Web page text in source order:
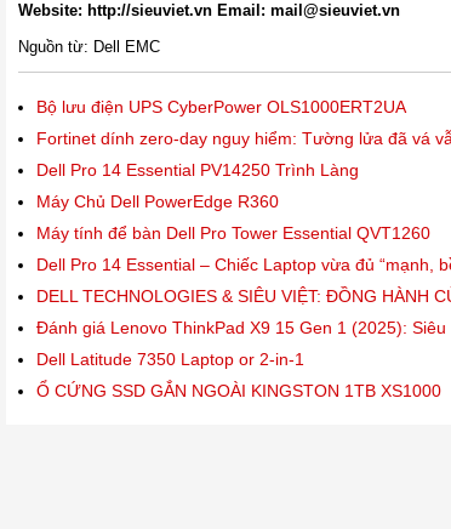
Website: http://sieuviet.vn Email: mail@sieuviet.vn
Nguồn từ: Dell EMC
Bộ lưu điện UPS CyberPower OLS1000ERT2UA
Fortinet dính zero-day nguy hiểm: Tường lửa đã vá
Dell Pro 14 Essential PV14250 Trình Làng
Máy Chủ Dell PowerEdge R360
Máy tính để bàn Dell Pro Tower Essential QVT1260
Dell Pro 14 Essential – Chiếc Laptop vừa đủ “mạnh,
DELL TECHNOLOGIES & SIÊU VIỆT: ĐỒNG HÀNH
Đánh giá Lenovo ThinkPad X9 15 Gen 1 (2025):
Dell Latitude 7350 Laptop or 2-in-1
Ổ CỨNG SSD GẮN NGOÀI KINGSTON 1TB XS1000